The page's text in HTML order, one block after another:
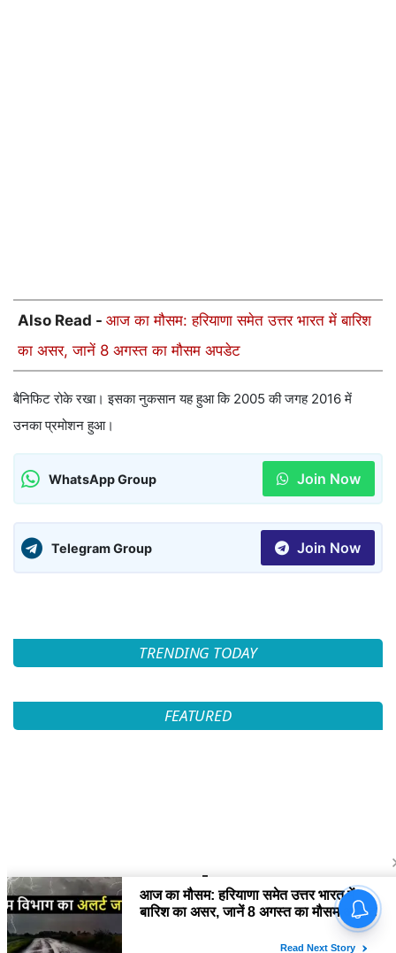
Also Read - आज का मौसम: हरियाणा समेत उत्तर भारत में बारिश
का असर, जानें 8 अगस्त का मौसम अपडेट
बैनिफिट रोके रखा। इसका नुकसान यह हुआ कि 2005 की जगह 2016 में
उनका प्रमोशन हुआ।
WhatsApp Group Join Now
Telegram Group Join Now
TRENDING TODAY
FEATURED